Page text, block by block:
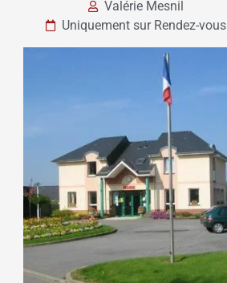
Valérie Mesnil
Uniquement sur Rendez-vous